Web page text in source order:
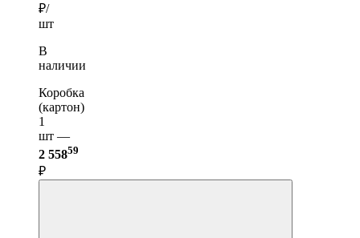
₽/
шт
В
наличии
Коробка
(картон)
1
шт —
2 55859
₽